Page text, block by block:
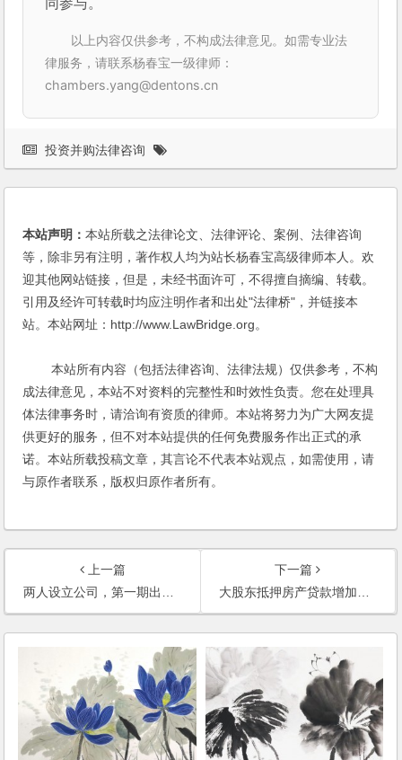
以上内容仅供参考，不构成法律意见。如需专业法
律服务，请联系杨春宝一级律师：
chambers.yang@dentons.cn
投资并购法律咨询
本站声明：本站所载之法律论文、法律评论、案例、法律咨询
等，除非另有注明，著作权人均为站长杨春宝高级律师本人。欢
迎其他网站链接，但是，未经书面许可，不得擅自摘编、转载。
引用及经许可转载时均应注明作者和出处"法律桥"，并链接本
站。本站网址：http://www.LawBridge.org。
本站所有内容（包括法律咨询、法律法规）仅供参考，不构
成法律意见，本站不对资料的完整性和时效性负责。您在处理具
体法律事务时，请洽询有资质的律师。本站将努力为广大网友提
供更好的服务，但不对本站提供的任何免费服务作出正式的承
诺。本站所载投稿文章，其言论不代表本站观点，如需使用，请
与原作者联系，版权归原作者所有。
上一篇
两人设立公司，第一期出资只占注册资本的20%，是否可行？
下一篇
大股东抵押房产贷款增加公司的注册资本，公司偿还大股东的增资款，大股东是否涉嫌抽逃出资？